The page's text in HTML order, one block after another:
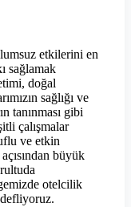
etkilerini en
sağlamak
doğal
sağlığı ve
tanınması gibi
çalışmalar
ve etkin
büyük
otelcilik